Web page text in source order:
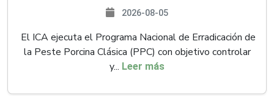
2026-08-05
El ICA ejecuta el Programa Nacional de Erradicación de
la Peste Porcina Clásica (PPC) con objetivo controlar
y... Leer más